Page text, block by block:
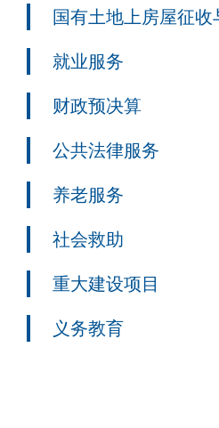
国有土地上房屋征收
就业服务
财政预决算
公共法律服务
养老服务
社会救助
重大建设项目
义务教育